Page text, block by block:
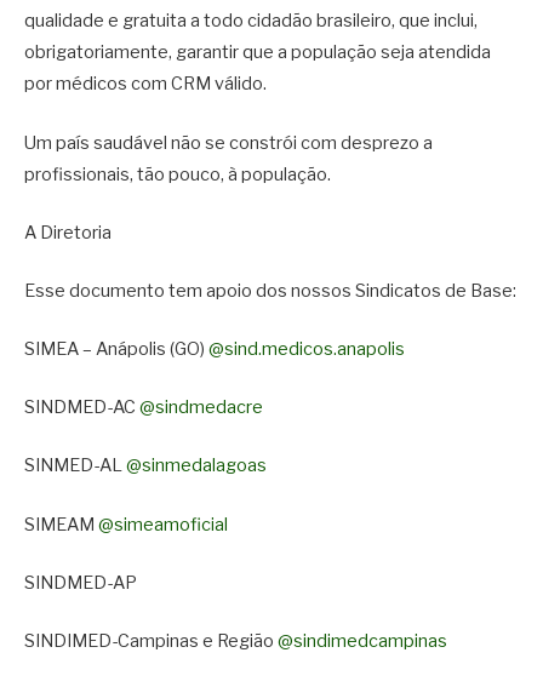
qualidade e gratuita a todo cidadão brasileiro, que inclui,
obrigatoriamente, garantir que a população seja atendida
por médicos com CRM válido.
Um país saudável não se constrói com desprezo a
profissionais, tão pouco, à população.
A Diretoria
Esse documento tem apoio dos nossos Sindicatos de Base:
SIMEA – Anápolis (GO) @sind.medicos.anapolis
SINDMED-AC @sindmedacre
SINMED-AL@sinmedalagoas
SIMEAM @simeamoficial
SINDMED-AP
SINDIMED-Campinas e Região @sindimedcampinas